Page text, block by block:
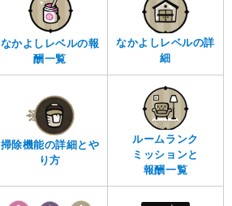
なかよしレベルの報
酬一覧
なかよしレベルの詳
細
掃除機能の詳細とや
り方
ルームランク
ミッションと
報酬一覧